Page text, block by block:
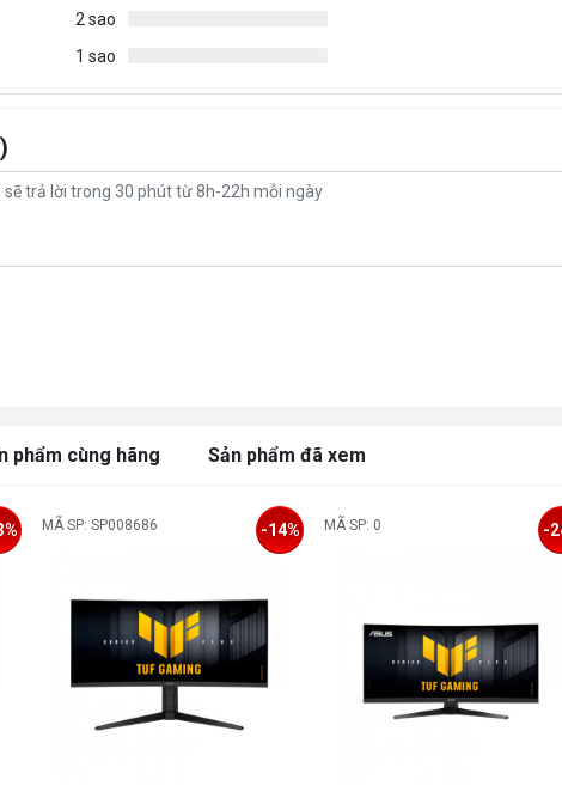
2 sao
1 sao
phẩm cùng hãng Sản phẩm đã xem
MÃ SP: SP008686 -14% MÃ SP: 0 -